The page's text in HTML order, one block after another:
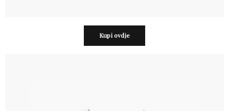
Kupi ovdje